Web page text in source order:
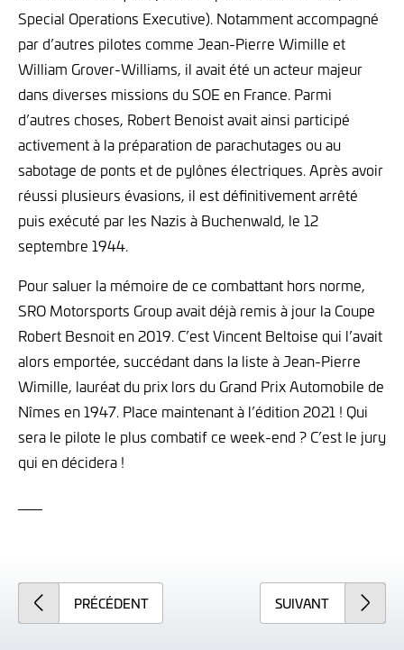
Special Operations Executive). Notamment accompagné
par d’autres pilotes comme Jean-Pierre Wimille et
William Grover-Williams, il avait été un acteur majeur
dans diverses missions du SOE en France. Parmi
d’autres choses, Robert Benoist avait ainsi participé
activement à la préparation de parachutages ou au
sabotage de ponts et de pylônes électriques. Après avoir
réussi plusieurs évasions, il est définitivement arrêté
puis exécuté par les Nazis à Buchenwald, le 12
septembre 1944.
Pour saluer la mémoire de ce combattant hors norme,
SRO Motorsports Group avait déjà remis à jour la Coupe
Robert Besnoit en 2019. C’est Vincent Beltoise qui l’avait
alors emportée, succédant dans la liste à Jean-Pierre
Wimille, lauréat du prix lors du Grand Prix Automobile de
Nîmes en 1947. Place maintenant à l’édition 2021 ! Qui
sera le pilote le plus combatif ce week-end ? C’est le jury
qui en décidera !
PRÉCÉDENT SUIVANT